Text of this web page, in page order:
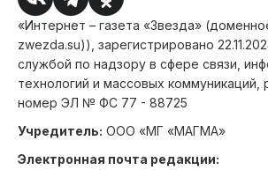
«Интернет – газета «Звезда»
zwezda.su)), зарегистрировано
службой по надзору в сфере связи,
технологий и массовых коммуникаций,
номер ЭЛ № ФС 77 - 88725
Учредитель: ООО «МГ «МАГМА»
Электронная почта редакции: